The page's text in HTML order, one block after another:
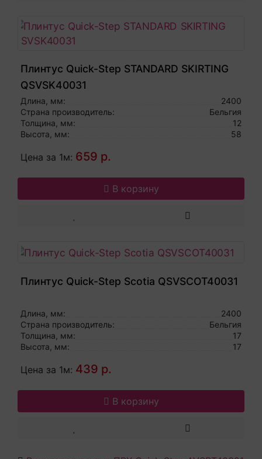
Плинтус Quick-Step STANDARD SKIRTING
QSVSK40031
Длина, мм:
2400
Страна производитель:
Бельгия
Толщина, мм:
12
Высота, мм:
58
Цена за 1м: 659 р.
В корзину
Плинтус Quick-Step Scotia QSVSCOT40031
Длина, мм:
2400
Страна производитель:
Бельгия
Толщина, мм:
17
Высота, мм:
17
Цена за 1м: 439 р.
В корзину